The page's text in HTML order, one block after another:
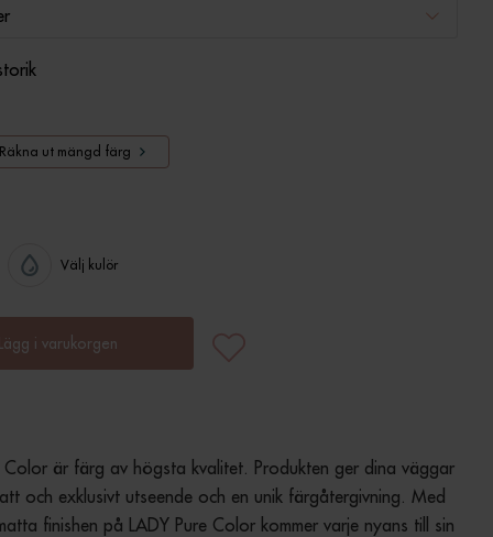
Räkna ut mängd färg
Välj kulör
Lägg i varukorgen
Color är färg av högsta kvalitet. Produkten ger dina väggar
och exklusivt utseende och en unik färgåtergivning. Med
finishen på LADY Pure Color kommer varje nyans till sin